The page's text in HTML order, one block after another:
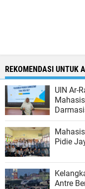
REKOMENDASI UNTUK
UIN Ar-
Pidie
Antre